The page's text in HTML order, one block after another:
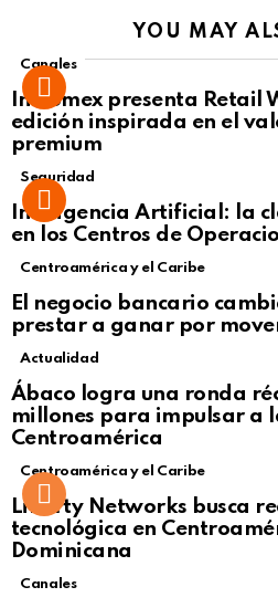
YOU MAY
Canales
Intcomex presenta Retail
edición inspirada en el
premium
Seguridad
Inteligencia Artificial: la
en los Centros de
Centroamérica y el Caribe
El negocio bancario
prestar a ganar por
Not Safe
Click to view
Actualidad
Ábaco logra una ronda
millones para impulsar a
Centroamérica
Centroamérica y el Caribe
Liberty Networks busca
tecnológica en
Dominicana
Canales